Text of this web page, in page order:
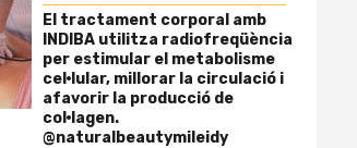
El tractament corporal amb
INDIBA utilitza radiofreqüència
per estimular el metabolisme
cel·lular, millorar la circulació i
afavorir la producció de
col·lagen.
@naturalbeautymileidy